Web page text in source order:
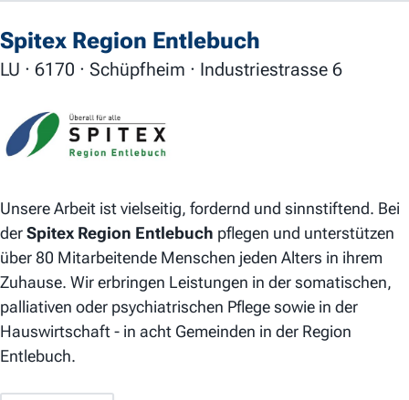
Spitex Region Entlebuch
LU · 6170 · Schüpfheim · Industriestrasse 6
Unsere Arbeit ist vielseitig, fordernd und sinnstiftend. Bei
derSpitex Region Entlebuch pflegen und unterstützen
über 80 Mitarbeitende Menschen jeden Alters in ihrem
Zuhause. Wir erbringen Leistungen in der somatischen,
palliativen oder psychiatrischen Pflege sowie in der
Hauswirtschaft - in acht Gemeinden in der Region
Entlebuch.